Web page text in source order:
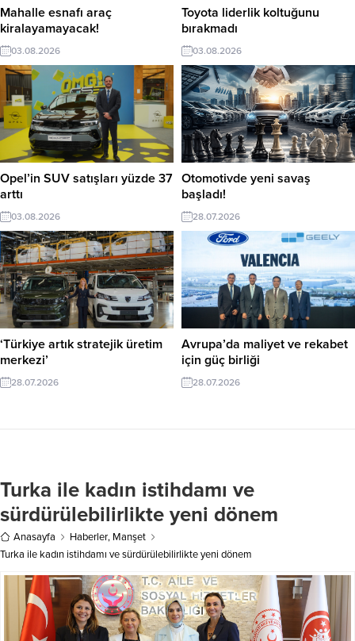
Mahalle esnafı araç
kiralayamayacak!
03.08.2026
Toyota liderlik koltuğunu
bırakmadı
03.08.2026
Opel’in SUV satışları yüzde 37
arttı
03.08.2026
Otomotivde yeni savaş
başladı!
28.07.2026
‘Türkiye artık stratejik üretim
merkezi’
28.07.2026
Avrupa’da maliyet ve rekabet
için güç birliği
28.07.2026
Turka ile kadın istihdamı ve
sürdürülebilirlikte yeni dönem
Anasayfa Haberler, Manşet
Turka ile kadın istihdamı ve sürdürülebilirlikte yeni dönem